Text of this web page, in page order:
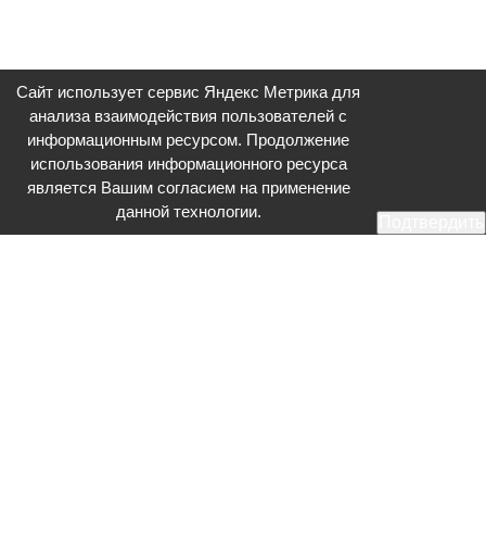
Сайт использует сервис Яндекс Метрика для
анализа взаимодействия пользователей с
информационным ресурсом. Продолжение
использования информационного ресурса
является Вашим согласием на применение
данной технологии.